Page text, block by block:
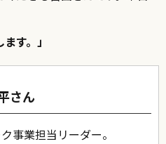
す。」
さん
事業担当リーダー。